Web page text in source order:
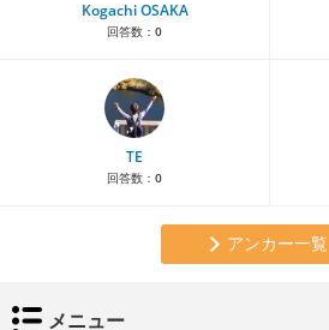
Kogachi OSAKA
回答数： 0
TE
回答数： 0
アンカー一覧
メニュー